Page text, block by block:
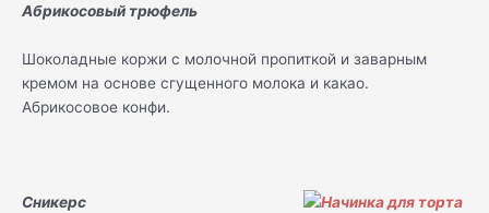
Абрикосовый трюфель
Шоколадные коржи с молочной пропиткой и заварным
кремом на основе сгущенного молока и какао.
Абрикосовое конфи.
Сникерс